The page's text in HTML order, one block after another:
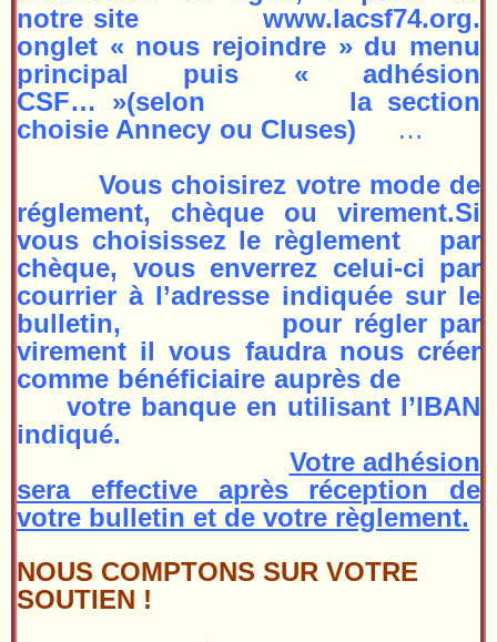
notre site
www.lacsf74.org.
onglet « nous rejoindre » du menu
principal puis « adhésion
CSF… »(selon la section
choisie Annecy ou Cluses) …
Vous choisirez votre mode de
réglement, chèque ou virement.Si
vous choisissez le règlement par
chèque, vous enverrez celui-ci par
courrier à l’adresse indiquée sur le
bulletin, pour régler par
virement il vous faudra nous créer
comme bénéficiaire auprès de
votre banque en utilisant l’IBAN
indiqué.
Votre adhésion
sera effective après réception de
votre bulletin et de votre règlement.
NOUS COMPTONS SUR VOTRE
SOUTIEN !